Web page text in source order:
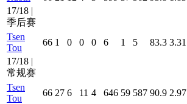
17/18 |
季后赛
Tsen
Tou
66 1 0 0 0 6 1 5 83.3 3.31
17/18 |
常规赛
Tsen
Tou
66 27 6 11 4 646 59 587 90.9 2.97